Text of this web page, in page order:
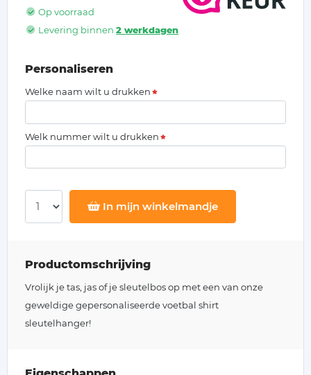
Op voorraad
Levering binnen2 werkdagen
Personaliseren
Welke naam wilt u drukken
Welk nummer wilt u drukken
In mijn winkelmandje
Productomschrijving
Vrolijk je tas, jas of je sleutelbos op met een van onze
geweldige gepersonaliseerde voetbal shirt
sleutelhanger!